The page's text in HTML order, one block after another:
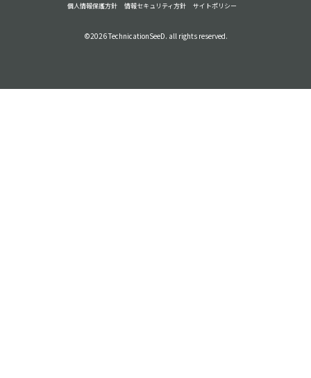
©2026 TechnicationSeeD. all rights reserved.
個人情報保護方針 情報セキュリティ方針 サイトポリシー